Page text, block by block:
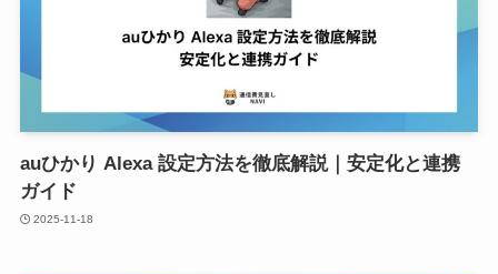
auひかり Alexa 設定方法を徹底解説｜安定化と連携
ガイド
2025-11-18